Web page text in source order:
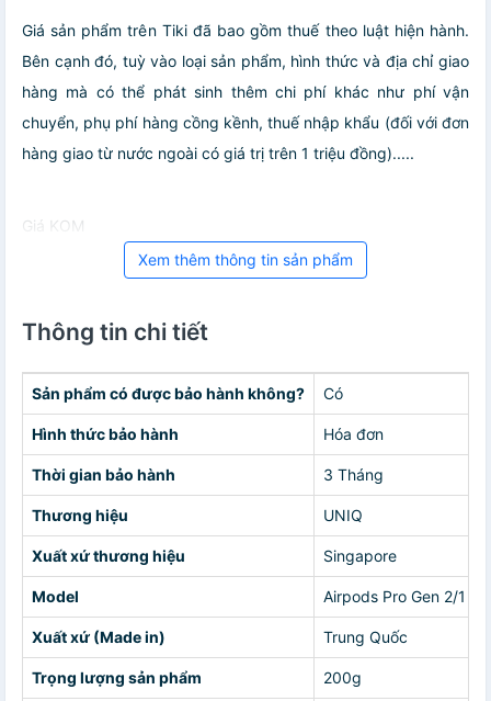
Giá sản phẩm trên Tiki đã bao gồm thuế theo luật hiện hành.
Bên cạnh đó, tuỳ vào loại sản phẩm, hình thức và địa chỉ giao
hàng mà có thể phát sinh thêm chi phí khác như phí vận
chuyển, phụ phí hàng cồng kềnh, thuế nhập khẩu (đối với đơn
hàng giao từ nước ngoài có giá trị trên 1 triệu đồng).....
Giá KOM
Xem thêm thông tin sản phẩm
Thông tin chi tiết
Sản phẩm có được bảo hành không? Có
Hình thức bảo hành Hóa đơn
Thời gian bảo hành 3 Tháng
Thương hiệu UNIQ
Xuất xứ thương hiệu Singapore
Model Airpods Pro Gen 2/1
Xuất xứ (Made in) Trung Quốc
Trọng lượng sản phẩm 200g